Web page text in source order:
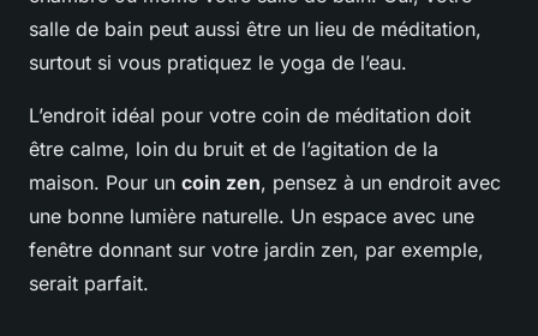
salle de bain peut aussi être un lieu de méditation,
surtout si vous pratiquez le yoga de l’eau.
L’endroit idéal pour votre coin de méditation doit
être calme, loin du bruit et de l’agitation de la
maison. Pour un coin zen, pensez à un endroit avec
une bonne lumière naturelle. Un espace avec une
fenêtre donnant sur votre jardin zen, par exemple,
serait parfait.